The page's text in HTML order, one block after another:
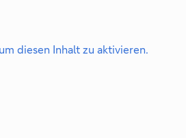
diesen Inhalt zu aktivieren.